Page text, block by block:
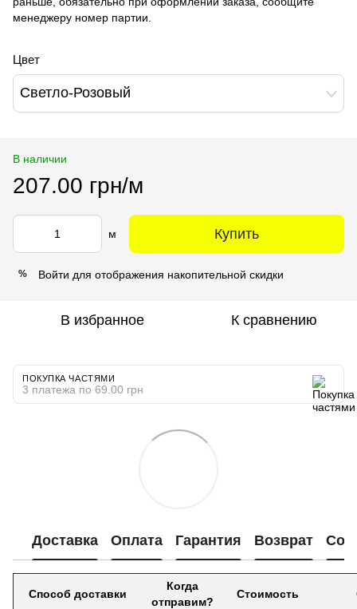
менеджеру номер партии.
Цвет
Светло-Розовый
В наличии
207.00 грн/м
м Купить
% Войти для отображения накопительной скидки
В избранное К сравнению
ПОКУПКА ЧАСТЯМИ
3 платежа по 69.00 грн
Доставка Оплата Гарантия Возврат
Способ доставки
Когда
отправим?
Стоимость